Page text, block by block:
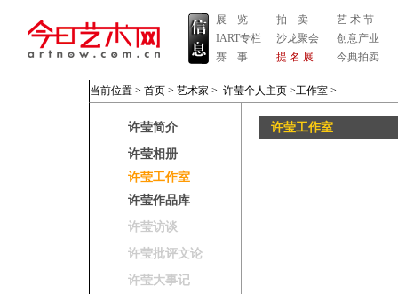
展 览
IART专栏
赛 事
拍 卖
沙龙聚会
提 名 展
艺 术 节
创意产业
今典拍卖
当前位置 > 首页 > 艺术家 > 许莹个人主页 >工作室 >
许莹简介
许莹相册
许莹工作室
许莹作品库
许莹访谈
许莹批评文论
许莹大事记
许莹工作室